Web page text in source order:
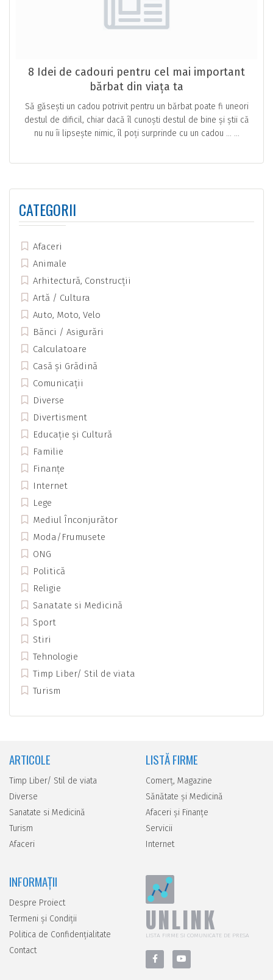
8 Idei de cadouri pentru cel mai important
bărbat din viața ta
Să găsești un cadou potrivit pentru un bărbat poate fi uneori
destul de dificil, chiar dacă îl cunoști destul de bine și știi că
nu nu îi lipsește nimic, îl poți surprinde cu un cadou … ...
CATEGORII
Afaceri
Animale
Arhitectură, Construcții
Artă / Cultura
Auto, Moto, Velo
Bănci / Asigurări
Calculatoare
Casă și Grădină
Comunicații
Diverse
Divertisment
Educație și Cultură
Familie
Finanțe
Internet
Lege
Mediul Înconjurător
Moda/Frumusete
ONG
Politică
Religie
Sanatate si Medicină
Sport
Stiri
Tehnologie
Timp Liber/ Stil de viata
Turism
ARTICOLE
Timp Liber/ Stil de viata
Diverse
Sanatate si Medicină
Turism
Afaceri
LISTĂ FIRME
Comerţ, Magazine
Sănătate şi Medicină
Afaceri şi Finanţe
Servicii
Internet
INFORMAȚII
Despre Proiect
Termeni și Condiții
Politica de Confidențialitate
Contact
UNLINK
LISTA FIRME SI COMUNICATE DE PRESA